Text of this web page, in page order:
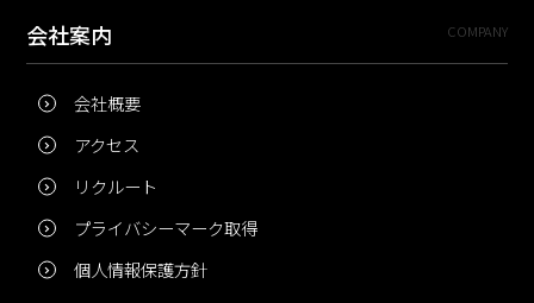
会社案内 COMPANY
会社概要
アクセス
リクルート
プライバシーマーク取得
個人情報保護方針